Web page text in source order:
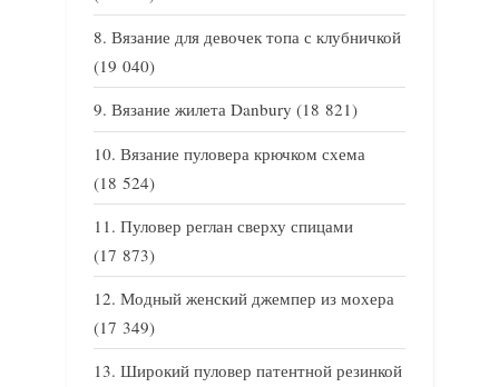
Вязание для девочек топа с клубничкой
(19 040)
Вязание жилета Danbury (18 821)
Вязание пуловера крючком схема
(18 524)
Пуловер реглан сверху спицами
(17 873)
Модный женский джемпер из мохера
(17 349)
Широкий пуловер патентной резинкой